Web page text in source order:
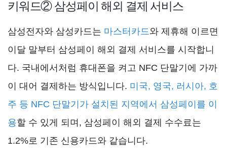
키워드② 삼성페이 해외 결제 서비스
삼성전자와 삼성카드는 마스터카드와 제휴해 이르면
이달 말부터 삼성페이 해외 결제 서비스를 시작합니
다. 국내에서처럼 휴대폰을 켜고 NFC 단말기에 가까
이 대어 결제하는 방식입니다. 미국, 영국, 러시아, 호
주 등 NFC 단말기가 설치된 지역에서 삼성페이를 이
용할 수 있게 되며, 삼성페이 해외 결제 수수료는
1.2%로 기존 신용카드와 같습니다.